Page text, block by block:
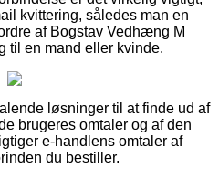
kvittering, således man en
af Bogstav Vedhæng M
til en mand eller kvinde.
løsninger til at finde ud af
brugeres omtaler og af den
e-handlens omtaler af
du bestiller.